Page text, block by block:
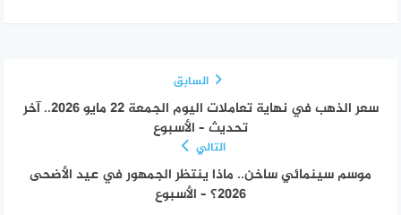
السابق
سعر الذهب في نهاية تعاملات اليوم الجمعة 22 مايو 2026.. آخر
تحديث – الأسبوع
التالي
موسم سينمائي ساخن.. ماذا ينتظر الجمهور في عيد الأضحى
2026؟ – الأسبوع